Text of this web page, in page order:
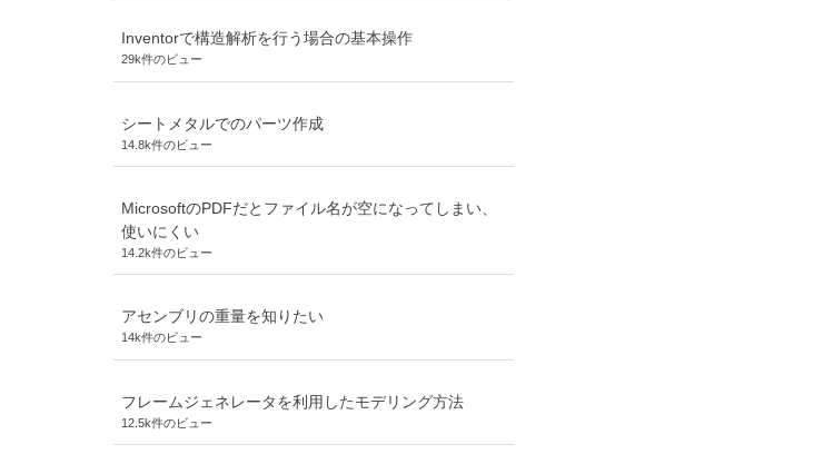
Inventorで構造解析を行う場合の基本操作
29k件のビュー
シートメタルでのパーツ作成
14.8k件のビュー
MicrosoftのPDFだとファイル名が空になってしまい、
使いにくい
14.2k件のビュー
アセンブリの重量を知りたい
14k件のビュー
フレームジェネレータを利用したモデリング方法
12.5k件のビュー